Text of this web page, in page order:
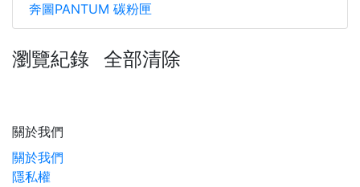
奔圖PANTUM 碳粉匣
瀏覽紀錄 全部清除
關於我們
關於我們
隱私權